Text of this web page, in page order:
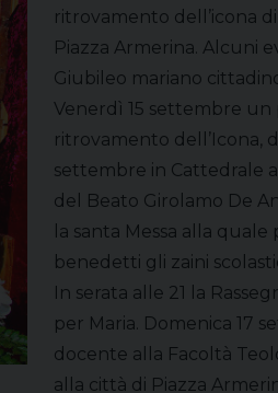
ritrovamento dell’icona
Piazza Armerina. Alcuni
Giubileo mariano
Venerdì 15 settembre un
ritrovamento dell’Icona,
settembre in Cattedrale
del Beato Girolamo De
la santa Messa alla
benedetti gli zaini
In serata alle 21 la
per Maria. Domenica 17
docente alla Facoltà
alla città di Piazza